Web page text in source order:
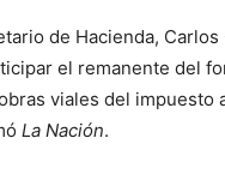
de Hacienda,
el remanente del
viales del impuesto
La Nación.